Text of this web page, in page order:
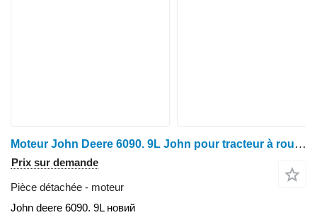
Moteur John Deere 6090. 9L John pour tracteur à roues John Deere 6090
Prix sur demande
Pièce détachée - moteur
John deere 6090. 9L новий